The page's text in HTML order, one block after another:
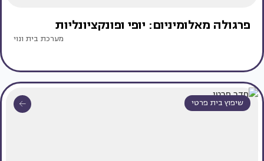
פרגולה מאלומיניום: יופי ופונקציונליות
מערכת בית ונוי
שיפוץ בית פרטי